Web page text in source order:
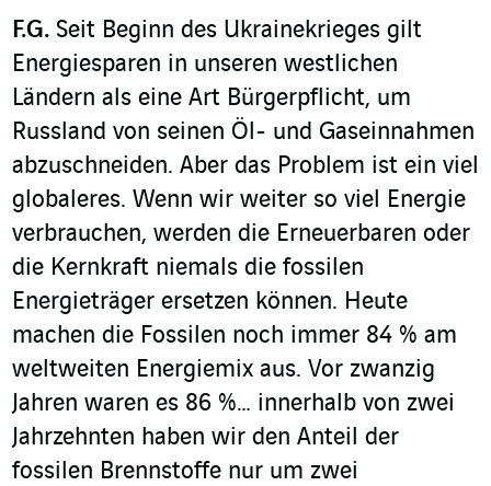
F.G. Seit Beginn des Ukrainekrieges gilt
Energiesparen in unseren westlichen
Ländern als eine Art Bürgerpflicht, um
Russland von seinen Öl- und Gaseinnahmen
abzuschneiden. Aber das Problem ist ein viel
globaleres. Wenn wir weiter so viel Energie
verbrauchen, werden die Erneuerbaren oder
die Kernkraft niemals die fossilen
Energieträger ersetzen können. Heute
machen die Fossilen noch immer 84 % am
weltweiten Energiemix aus. Vor zwanzig
Jahren waren es 86 %… innerhalb von zwei
Jahrzehnten haben wir den Anteil der
fossilen Brennstoffe nur um zwei